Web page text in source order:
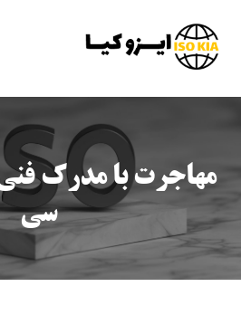
مهاجرت با مدرک
سی